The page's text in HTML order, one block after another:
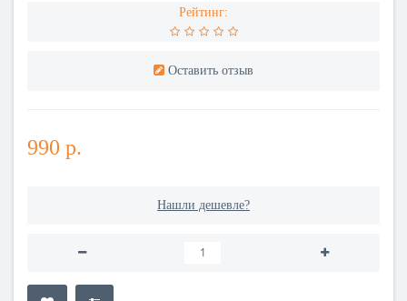
Рейтинг:
Оставить отзыв
990 р.
Нашли дешевле?